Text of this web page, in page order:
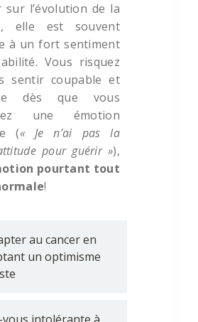
au cancer en
un optimisme
sur l’évolution de la
elle est souvent
à un fort sentiment
Vous risquez
sentir coupable et
dès que vous
une émotion
(« Je n’ai pas la
pour guérir »),
pourtant tout
!